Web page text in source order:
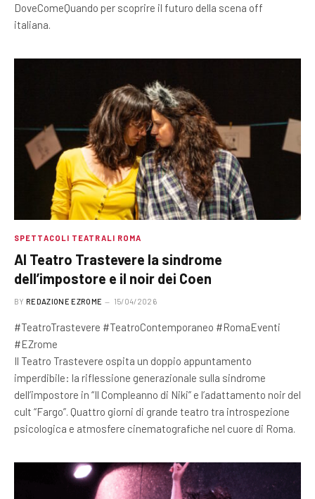
DoveComeQuando per scoprire il futuro della scena off
italiana.
SPETTACOLI TEATRALI ROMA
Al Teatro Trastevere la sindrome
dell’impostore e il noir dei Coen
BY REDAZIONE EZROME 15/04/2026
#TeatroTrastevere #TeatroContemporaneo #RomaEventi
#EZrome
Il Teatro Trastevere ospita un doppio appuntamento
imperdibile: la riflessione generazionale sulla sindrome
dell’impostore in “Il Compleanno di Niki” e l’adattamento noir del
cult “Fargo”. Quattro giorni di grande teatro tra introspezione
psicologica e atmosfere cinematografiche nel cuore di Roma.